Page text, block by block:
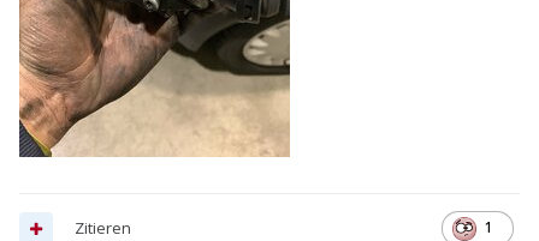
1
Zitieren